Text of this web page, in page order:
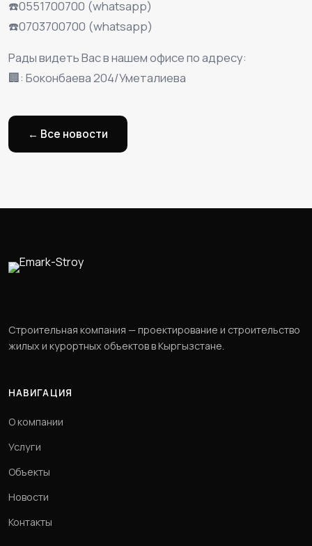
☎️0551700700 (whatsapp)
☎️0703700700 (whatsapp)
Рады видеть Вас в нашем офисе по адресу:
🏢: Боконбаева 204/Уметалиева
← Все новости
Строительная компания — проектирование и строительство
жилых и курортных объектов в Кыргызстане.
НАВИГАЦИЯ
О компании
Услуги
Объекты
Новости
Контакты